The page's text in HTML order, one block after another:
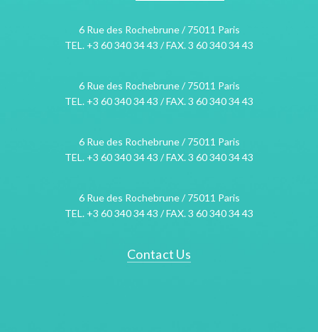
6 Rue des Rochebrune / 75011 Paris
TEL. +3 60 340 34 43 / FAX. 3 60 340 34 43
6 Rue des Rochebrune / 75011 Paris
TEL. +3 60 340 34 43 / FAX. 3 60 340 34 43
6 Rue des Rochebrune / 75011 Paris
TEL. +3 60 340 34 43 / FAX. 3 60 340 34 43
6 Rue des Rochebrune / 75011 Paris
TEL. +3 60 340 34 43 / FAX. 3 60 340 34 43
Contact Us